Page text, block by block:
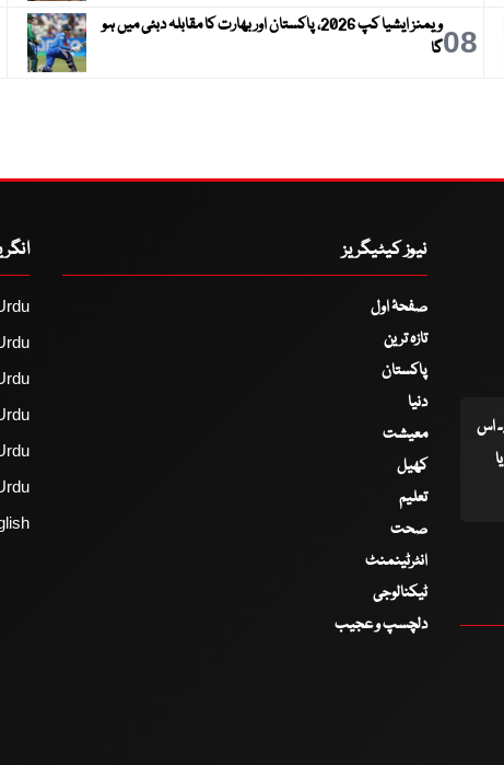
08
ویمنز ایشیا کپ 2026، پاکستان اور بھارت کا مقابلہ دبئی میں ہو
گا
اس
نیوز کیٹیگریز
صفحۂ اول
تازہ ترین
پاکستان
دنیا
معیشت
کھیل
تعلیم
صحت
انٹرٹینمنٹ
ٹیکنالوجی
دلچسپ و عجیب